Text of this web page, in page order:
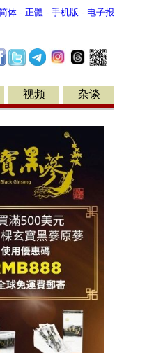
体 - 正體 - 手机版 - 电子报
视频 杂谈